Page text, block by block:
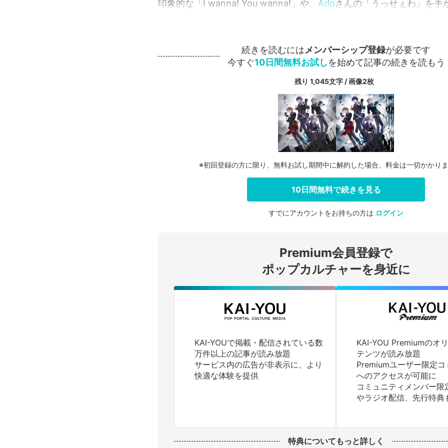
印象的な「I wanna! You wanna!」や、 Adoさんの「うっせぇわ」を手
続きを読むにはメンバーシップ登録が必要です
今すぐ10日間無料お試しを始めて記事の続きを読もう
残り 1,045文字 / 画像2枚
ログインする
※初回登録の方に限り、無料お試し期間中に解約した場合、料金は一切かかりま
10日間無料で続きを見る
すでにアカウントをお持ちの方は ログイン
Premium会員登録で
ポップカルチャーを身近に
KAI-YOUで掲載・配信されている数
万件以上の記事が読み放題
サービス内の広告が非表示に、より
快適な体験を提供
KAI-YOU Premiumのオ
テンツが読み放題
Premiumユーザー限定コ
へのアクセスが可能に
コミュニティメンバー限
やラジオ配信、先行特典
特典についてもっと詳しく